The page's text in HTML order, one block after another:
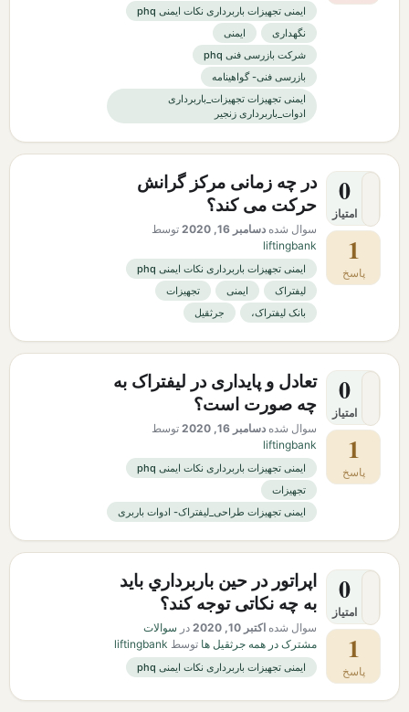
ایمنی تجهیزات باربرداری نکات ایمنی phq
نگهداری
ایمنی
شرکت بازرسی فنی phq
بازرسی فنی- گواهینامه
ایمنی تجهیزات تجهیزات_باربرداری
ادوات_باربرداری زنجیر
0
امتیاز
1
پاسخ
در چه زمانی مرکز گرانش
حرکت می کند؟
سوال شده دسامبر 16, 2020
توسط
liftingbank
ایمنی تجهیزات باربرداری نکات ایمنی phq
لیفتراک
ایمنی
تجهیزات
بانک لیفتراک،
جرثقیل
0
امتیاز
1
پاسخ
تعادل و پایداری در لیفتراک به
چه صورت است؟
سوال شده دسامبر 16, 2020
توسط
liftingbank
ایمنی تجهیزات باربرداری نکات ایمنی phq
تجهیزات
ایمنی تجهیزات طراحی_لیفتراک- ادوات باربری
0
امتیاز
1
پاسخ
اپراتور در حین باربرداري باید
به چه نکاتی توجه کند؟
سوال شده اکتبر 10, 2020 در سوالات
مشترک در همه جرثقیل ها توسط liftingbank
ایمنی تجهیزات باربرداری نکات ایمنی phq